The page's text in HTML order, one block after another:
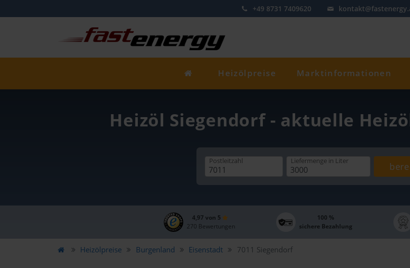
+49 8731 7409620
Heizölpreise Marktinformationen
Heizöl Siegendorf - aktuelle
Postleitzahl Liefermenge in Liter
4,97 von 5
270 Bewertungen
100 %
sichere Bezahlung
Heizölpreise Burgenland Eisenstadt 7011 Siegendorf